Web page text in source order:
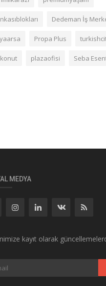
Dedeman İş
Propa Plus
plazaofisi Seba
MEDYA
kayıt olarak